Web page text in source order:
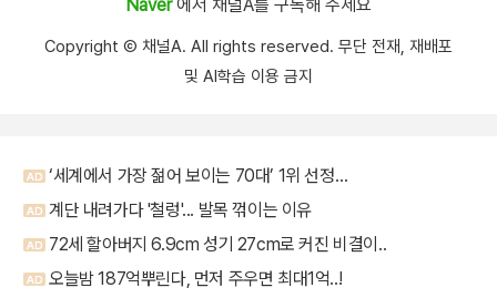
Naver에서 채널A를 구독해 주세요
Copyright Ⓒ 채널A. All rights reserved. 무단 전재, 재배포
및 AI학습 이용 금지